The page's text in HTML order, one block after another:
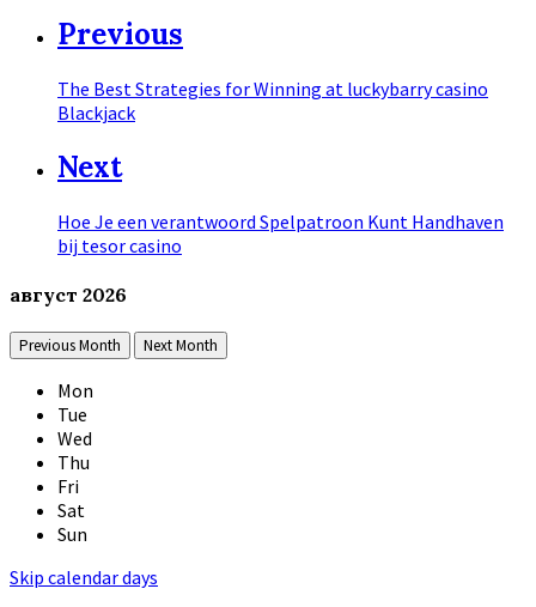
Previous
The Best Strategies for Winning at luckybarry casino
Blackjack
Next
Hoe Je een verantwoord Spelpatroon Kunt Handhaven
bij tesor casino
август 2026
Previous Month Next Month
Mon
Tue
Wed
Thu
Fri
Sat
Sun
Skip calendar days